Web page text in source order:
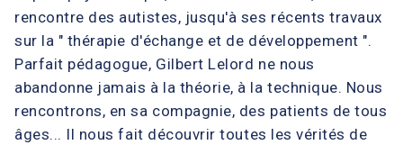
rencontre des autistes, jusqu'à ses récents travaux
sur la " thérapie d'échange et de développement ".
Parfait pédagogue, Gilbert Lelord ne nous
abandonne jamais à la théorie, à la technique. Nous
rencontrons, en sa compagnie, des patients de tous
âges... Il nous fait découvrir toutes les vérités de